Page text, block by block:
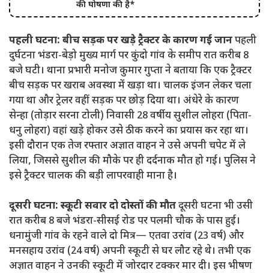
की घोषणा की है*
पहली घटना: बीच सड़क पर खड़े ट्रैक्टर के कारण गई जानपहली
दुर्घटना भंडरा-बेड़ो मुख्य मार्ग पर कुंदो गांव के समीप रात करीब 8
बजे घटी। थाना प्रभारी मनोज कुमार गुप्ता ने बताया कि एक ट्रैक्टर
बीच सड़क पर खराब अवस्था में खड़ा था। चालक इंजन लेकर चला
गया था और ट्रेलर वहीं सड़क पर छोड़ दिया था। अंधेरे के कारण
सेन्हा (तोड़ार सरना टोली) निवासी 28 वर्षीय सुशील लोहरा (पिता-
धनु लोहरा) वहां खड़े होकर उसे ठीक करने का प्रयास कर रहा था।
इसी दौरान एक तेज रफ्तार अज्ञात वाहन ने उसे अपनी चपेट में ले
लिया, जिससे सुशील की मौके पर ही दर्दनाक मौत हो गई। पुलिस ने
इसे ट्रैक्टर चालक की बड़ी लापरवाही माना है।
दूसरी घटना: स्कूटी सवार दो दोस्तों की मौतदूसरी घटना भी उसी
रात करीब 8 बजे भंडरा-सीसई रोड पर पलमी चौक के पास हुई।
धनामुंजी गांव के रहने वाले दो मित्र— एतवा उरांव (23 वर्ष) और
मनसहाय उरांव (24 वर्ष) अपनी स्कूटी से घर लौट रहे थे। तभी एक
अज्ञात वाहन ने उनकी स्कूटी में जोरदार टक्कर मार दी। इस भीषण